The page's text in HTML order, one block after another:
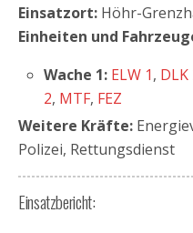
Einsatzort: Höhr-
Einheiten und
Wache 1: ELW 1,
2, MTF, FEZ
Weitere Kräfte:
Polizei, Rettungsdienst
Einsatzbericht: